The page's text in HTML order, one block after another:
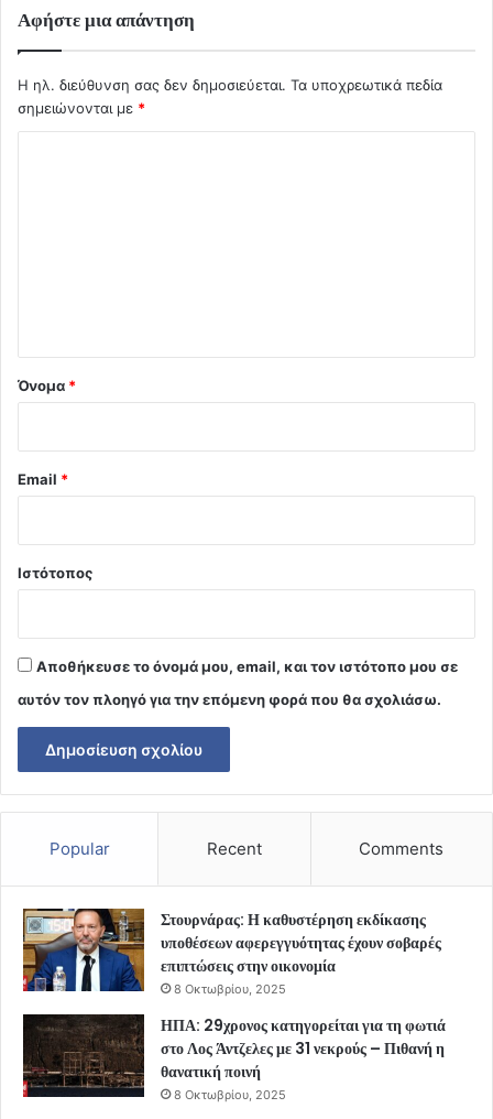
Αφήστε μια απάντηση
Η ηλ. διεύθυνση σας δεν δημοσιεύεται. Τα υποχρεωτικά πεδία
σημειώνονται με *
Όνομα *
Email *
Ιστότοπος
Αποθήκευσε το όνομά μου, email, και τον ιστότοπο μου σε
αυτόν τον πλοηγό για την επόμενη φορά που θα σχολιάσω.
Popular Recent Comments
Στουρνάρας: Η καθυστέρηση εκδίκασης
υποθέσεων αφερεγγυότητας έχουν σοβαρές
επιπτώσεις στην οικονομία
8 Οκτωβρίου, 2025
ΗΠΑ: 29χρονος κατηγορείται για τη φωτιά
στο Λος Άντζελες με 31 νεκρούς – Πιθανή η
θανατική ποινή
8 Οκτωβρίου, 2025